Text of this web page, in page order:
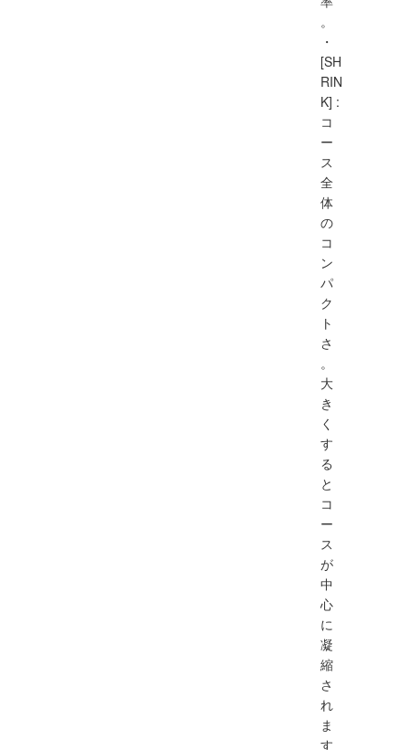
。
・
[SH
RIN
K] :
コ
ー
ス
全
体
の
コ
ン
パ
ク
ト
さ
。
大
き
く
す
る
と
コ
ー
ス
が
中
心
に
凝
縮
さ
れ
ま
す